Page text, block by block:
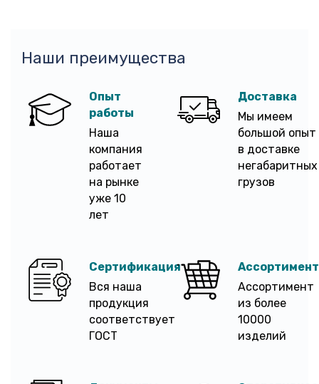
Наши преимущества
Опыт
работы
Наша
компания
работает
на рынке
уже 10
лет
Доставка
Мы имеем
большой опыт
в доставке
негабаритных
грузов
Сертификация
Вся наша
продукция
соответствует
ГОСТ
Ассортимент
Ассортимент
из более
10000
изделий